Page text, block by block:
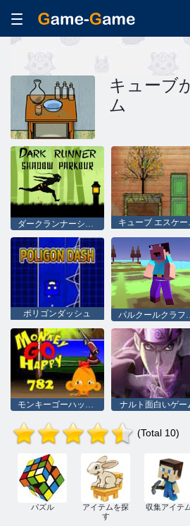
キューブ
ム
ダークランナーシャドウブロック解除 キ
ポリゴンダッシュ
モンキーゴーハッピーステージ 782 ナルト面白いゲー
(Total 10)
パズル
アイテムを探
す
収集アイテ